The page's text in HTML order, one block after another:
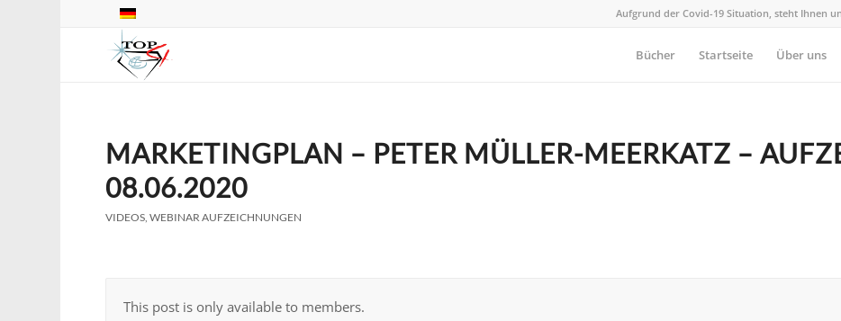
Aufgrund der Covid-19 Situation, steht Ihnen
Bücher Startseite Über uns
MARKETINGPLAN – PETER MÜLLER-MEERKATZ –
08.06.2020
VIDEOS,WEBINAR AUFZEICHNUNGEN
This post is only available to members.